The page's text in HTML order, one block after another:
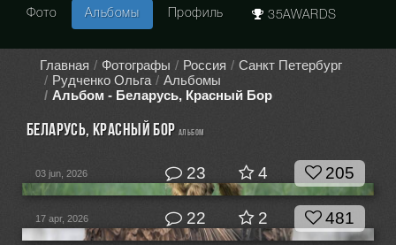
Фото Альбомы Профиль 35AWARDS
Главная Фотографы Россия
Санкт Петербург
Рудченко Ольга
Альбомы
Альбом - Беларусь, Красный Бор
Беларусь, Красный Бор альбом
03 jun, 2026 23 4 205
17 apr, 2026 22 2 481